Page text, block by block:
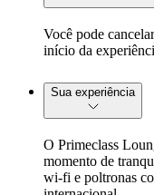
Você pode
início da
Sua experiência
O Primeclass
momento de
wi-fi e poltronas